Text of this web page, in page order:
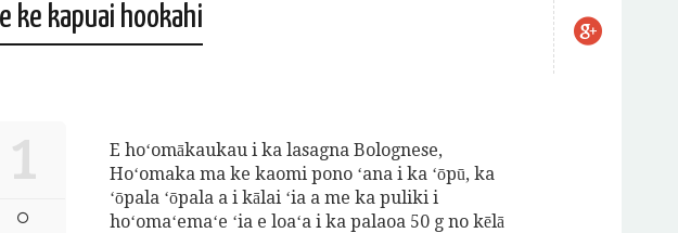
ke kapuai hookahi
1
E hoʻomākaukau i ka lasagna Bolognese,
Hoʻomaka ma ke kaomi pono ʻana i ka ʻōpū, ka
ʻōpala ʻōpala a i kālai ʻia a me ka puliki i
hoʻomaʻemaʻe ʻia e loaʻa i ka palaoa 50 g no kēlā